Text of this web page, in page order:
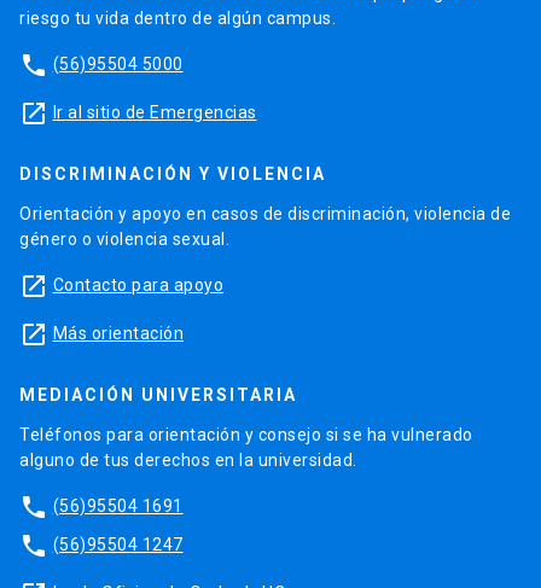
riesgo tu vida dentro de algún campus.
phone (56)95504 5000
launch Ir al sitio de Emergencias
DISCRIMINACIÓN Y VIOLENCIA
Orientación y apoyo en casos de discriminación, violencia de
género o violencia sexual.
launch Contacto para apoyo
launch Más orientación
MEDIACIÓN UNIVERSITARIA
Teléfonos para orientación y consejo si se ha vulnerado
alguno de tus derechos en la universidad.
phone (56)95504 1691
phone (56)95504 1247